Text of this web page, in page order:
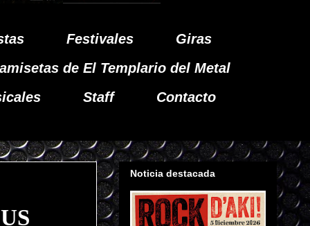
Festivales
Giras
de El Templario del Metal
Staff Contacto
Noticia destacada